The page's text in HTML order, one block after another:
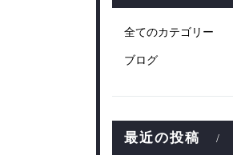
全てのカテゴリー
ブログ
最近の投稿